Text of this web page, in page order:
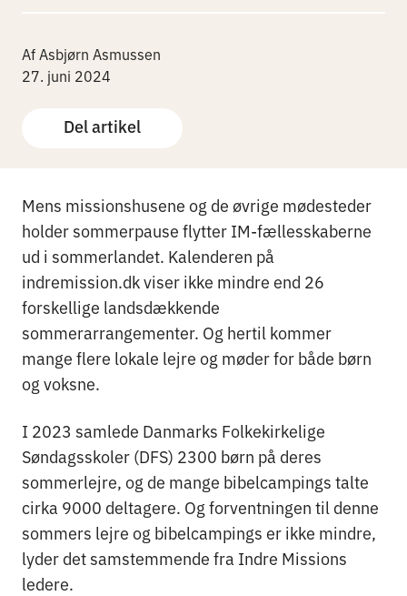
Af Asbjørn Asmussen
27. juni 2024
Del artikel
Mens missionshusene og de øvrige mødesteder
holder sommerpause flytter IM-fællesskaberne
ud i sommerlandet. Kalenderen på
indremission.dk viser ikke mindre end 26
forskellige landsdækkende
sommerarrangementer. Og hertil kommer
mange flere lokale lejre og møder for både børn
og voksne.
I 2023 samlede Danmarks Folkekirkelige
Søndagsskoler (DFS) 2300 børn på deres
sommerlejre, og de mange bibelcampings talte
cirka 9000 deltagere. Og forventningen til denne
sommers lejre og bibelcampings er ikke mindre,
lyder det samstemmende fra Indre Missions
ledere.